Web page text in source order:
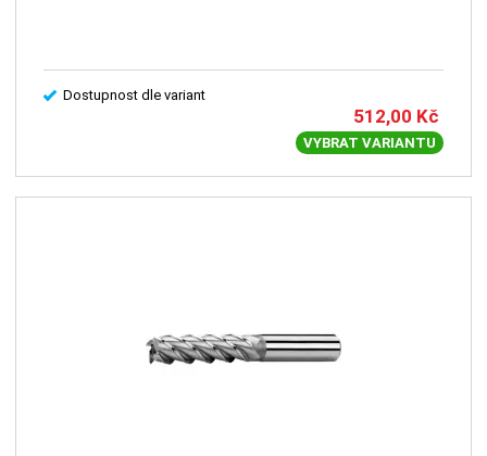
Dostupnost dle variant
512,00 Kč
VYBRAT VARIANTU